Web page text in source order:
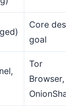
Core
goal
Tor
Browser,